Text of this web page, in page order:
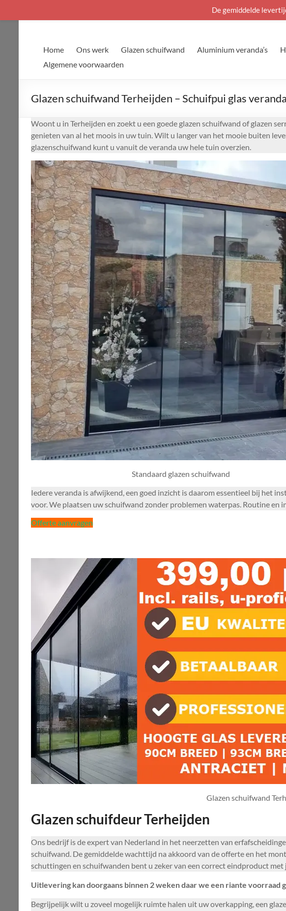
Home Ons werk Glazen schuifwand Aluminium veranda’s
Algemene voorwaarden
Glazen schuifwand Terheijden – Schuifpui glas veranda
Woont u in Terheijden en zoekt u een goede glazen schuifwand of glazen
genieten van al het moois in uw tuin. Wilt u langer van het mooie buiten
glazenschuifwand kunt u vanuit de veranda uw hele tuin overzien.
Standaard glazen schuifwand
Iedere veranda is afwijkend, een goed inzicht is daarom essentieel bij het
voor. We plaatsen uw schuifwand zonder problemen waterpas. Routine
Offerte aanvragen
Glazen schuifwand
Glazen schuifdeur Terheijden
Ons bedrijf is de expert van Nederland in het neerzetten van
schuifwand. De gemiddelde wachttijd na akkoord van de offerte en het
schuttingen en schuifwanden bent u zeker van een correct eindproduct met
Uitlevering kan doorgaans binnen 2 weken daar we een riante voorraad
Begrijpelijk wilt u zoveel mogelijk ruimte halen uit uw overkapping, een
De gemiddelde